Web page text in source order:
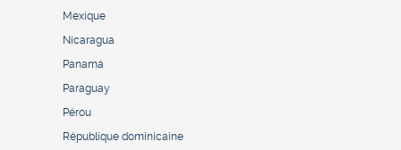
Mexique
Nicaragua
Panamá
Paraguay
Pérou
République dominicaine